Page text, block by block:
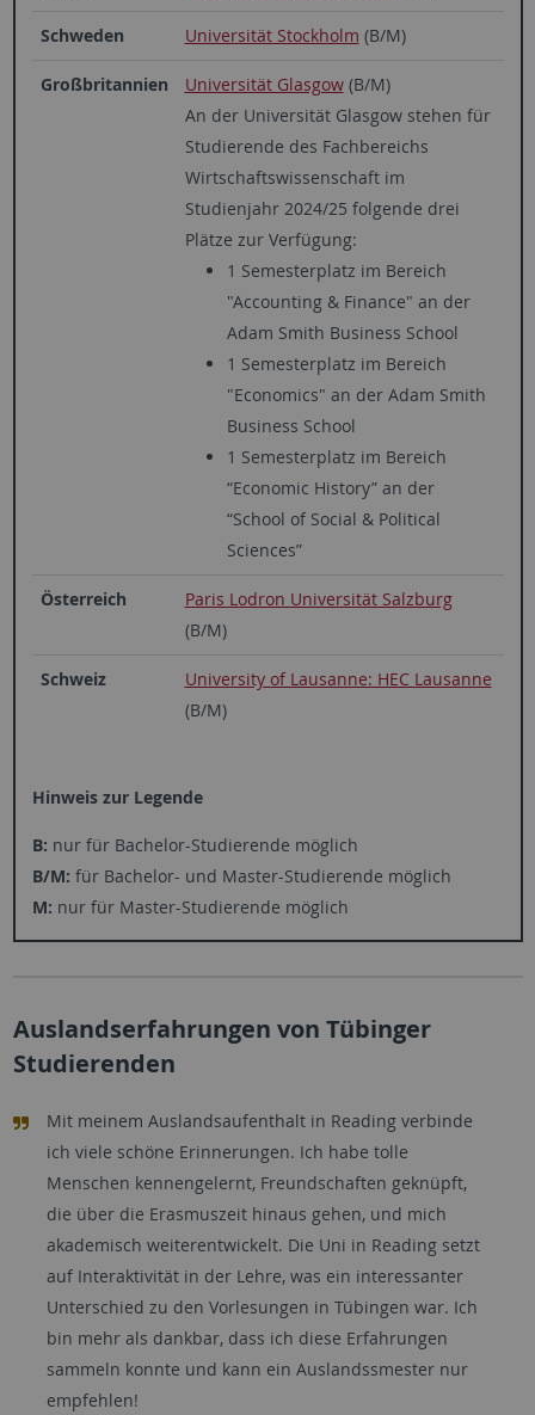
Schweden Universität Stockholm (B/M)
Großbritannien Universität Glasgow(B/M)
An der Universität Glasgow stehen für
Studierende des Fachbereichs
Wirtschaftswissenschaft im
Studienjahr 2024/25 folgende drei
Plätze zur Verfügung:
1 Semesterplatz im Bereich
"Accounting & Finance" an der
Adam Smith Business School
1 Semesterplatz im Bereich
"Economics" an der Adam Smith
Business School
1 Semesterplatz im Bereich
“Economic History” an der
“School of Social & Political
Sciences”
Österreich
Paris Lodron Universität Salzburg
(B/M)
Schweiz
University of Lausanne: HEC Lausanne
(B/M)
Hinweis zur Legende
B: nur für Bachelor-Studierende möglich
B/M: für Bachelor- und Master-Studierende möglich
M: nur für Master-Studierende möglich
Auslandserfahrungen von Tübinger
Studierenden
Mit meinem Auslandsaufenthalt in Reading verbinde
ich viele schöne Erinnerungen. Ich habe tolle
Menschen kennengelernt, Freundschaften geknüpft,
die über die Erasmuszeit hinaus gehen, und mich
akademisch weiterentwickelt. Die Uni in Reading setzt
auf Interaktivität in der Lehre, was ein interessanter
Unterschied zu den Vorlesungen in Tübingen war. Ich
bin mehr als dankbar, dass ich diese Erfahrungen
sammeln konnte und kann ein Auslandssmester nur
empfehlen!